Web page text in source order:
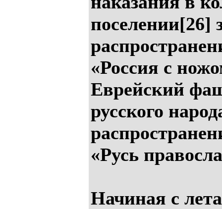
поселении[26]
«Россия с
Еврейский
русского
«Русь
Начиная с